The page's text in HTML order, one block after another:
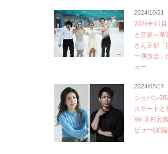
2024/10/21
2024年11
と音楽～
さん主催「
ー演技会」
ュー
2024/05/17
ショパン
スケートと
Vol.3 村元
ビュー(前